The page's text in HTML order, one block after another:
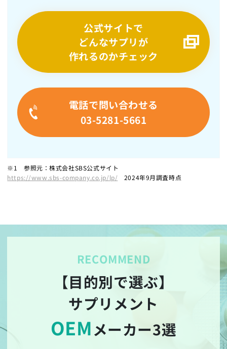
公式サイトで
どんなサプリが
作れるのかチェック
電話で問い合わせる
03-5281-5661
※1 参照元：株式会社SBS公式サイト
https://www.sbs-company.co.jp/lp/ 2024年9月調査時点
【目的別で選ぶ】
サプリメント
OEMメーカー3選